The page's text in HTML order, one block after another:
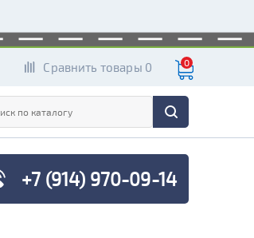
Сравнить товары 0 0
+7 (914) 970-09-14